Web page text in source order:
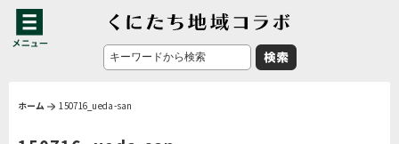
ホーム 150716_ueda-san